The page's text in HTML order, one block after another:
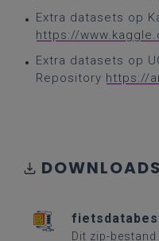
Extra datasets op
https://
Extra datasets op
Repository https://
DOWNLOADS
Dit zip-